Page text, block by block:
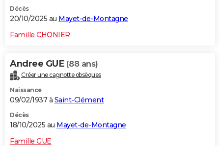
Décès
20/10/2025 au Mayet-de-Montagne
Famille CHONIER
Andree GUE (88 ans)
Créer une cagnotte obsèques
Naissance
09/02/1937 à Saint-Clément
Décès
18/10/2025 au Mayet-de-Montagne
Famille GUE